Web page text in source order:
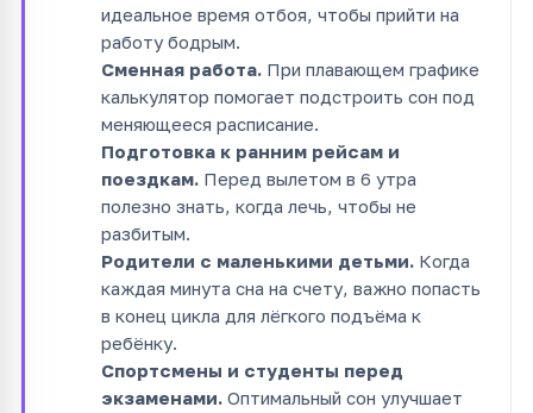
идеальное время отбоя, чтобы прийти на
работу бодрым.
Сменная работа. При плавающем графике
калькулятор помогает подстроить сон под
меняющееся расписание.
Подготовка к ранним рейсам и
поездкам. Перед вылетом в 6 утра
полезно знать, когда лечь, чтобы не
разбитым.
Родители с маленькими детьми. Когда
каждая минута сна на счету, важно попасть
в конец цикла для лёгкого подъёма к
ребёнку.
Спортсмены и студенты перед
экзаменами. Оптимальный сон улучшает